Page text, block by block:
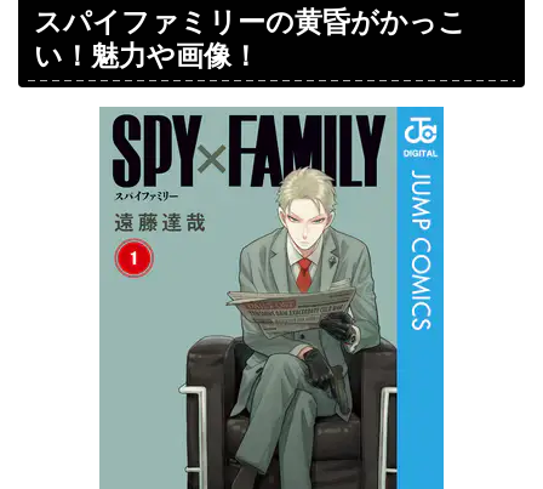
スパイファミリーの黄昏がかっこ
い！魅力や画像！